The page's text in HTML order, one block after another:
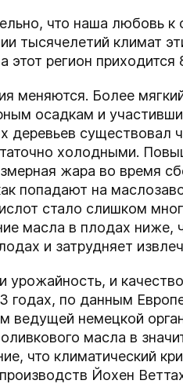
что наша любовь
тысячелетий климат
этот регион
меняются. Более
осадкам и
деревьев существовал
холодными.
жара во время
попадают на
стало слишком
масла в плодах ниже,
и затрудняет
урожайность, и
годах, по данным
ведущей немецкой
масла в
что климатический
Йохен